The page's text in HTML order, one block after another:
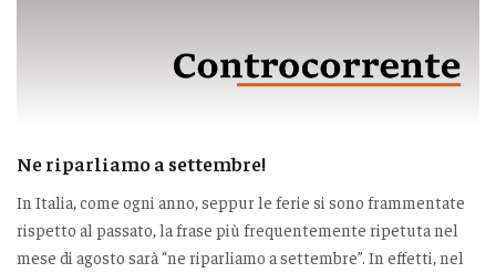
Ne riparliamo a settembre!
In Italia, come ogni anno, seppur le ferie si sono frammentate
rispetto al passato, la frase più frequentemente ripetuta nel
mese di agosto sarà “ne riparliamo a settembre”. In effetti, nel